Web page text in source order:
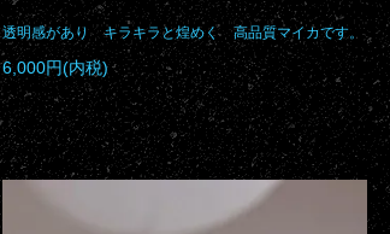
透明感があり キラキラと煌めく 高品質マイカです。
6,000円(内税)